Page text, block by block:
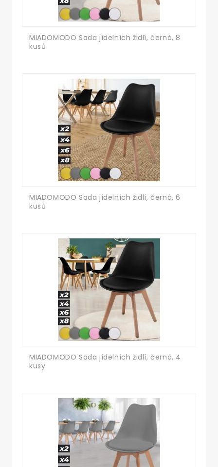
MIADOMODO Sada jídelních židlí, černá, 8
kusů
MIADOMODO Sada jídelních židlí, černá, 6
kusů
MIADOMODO Sada jídelních židlí, černá, 4
kusy